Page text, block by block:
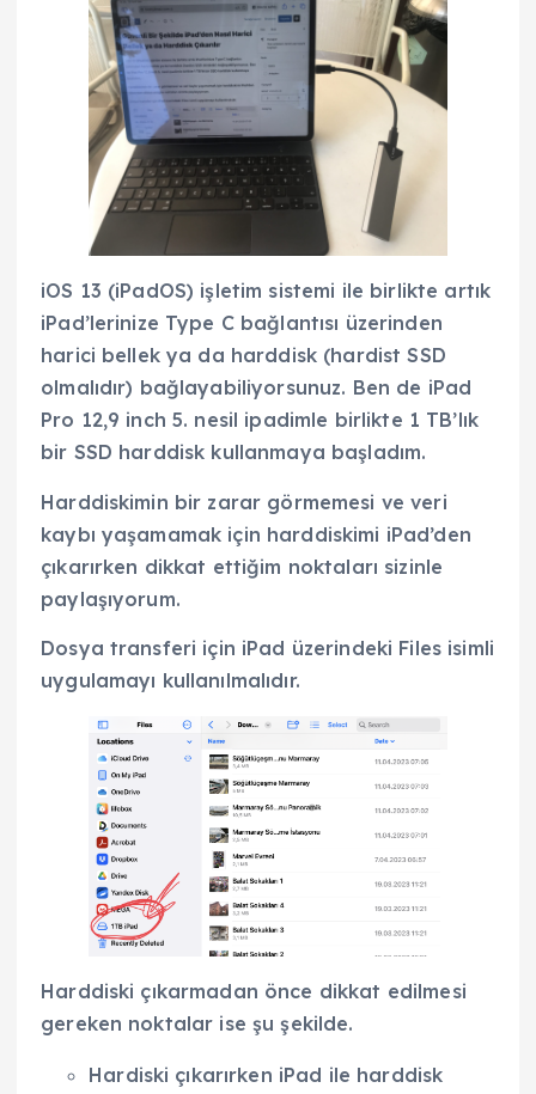
iOS 13 (iPadOS) işletim sistemi ile birlikte artık
iPad’lerinize Type C bağlantısı üzerinden
harici bellek ya da harddisk (hardist SSD
olmalıdır) bağlayabiliyorsunuz. Ben de iPad
Pro 12,9 inch 5. nesil ipadimle birlikte 1 TB’lık
bir SSD harddisk kullanmaya başladım.
Harddiskimin bir zarar görmemesi ve veri
kaybı yaşamamak için harddiskimi iPad’den
çıkarırken dikkat ettiğim noktaları sizinle
paylaşıyorum.
Dosya transferi için iPad üzerindeki Files isimli
uygulamayı kullanılmalıdır.
Harddiski çıkarmadan önce dikkat edilmesi
gereken noktalar ise şu şekilde.
Hardiski çıkarırken iPad ile harddisk